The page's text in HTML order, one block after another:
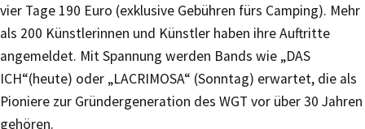
vier Tage 190 Euro (exklusive Gebühren fürs Camping). Mehr
als 200 Künstlerinnen und Künstler haben ihre Auftritte
angemeldet. Mit Spannung werden Bands wie „DAS
ICH“(heute) oder „LACRIMOSA“ (Sonntag) erwartet, die als
Pioniere zur Gründergeneration des WGT vor über 30 Jahren
gehören.